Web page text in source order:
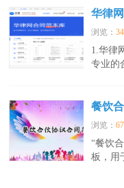
华律
浏览：34
1.华律
专业的
餐饮
浏览：67
“餐饮
板，用